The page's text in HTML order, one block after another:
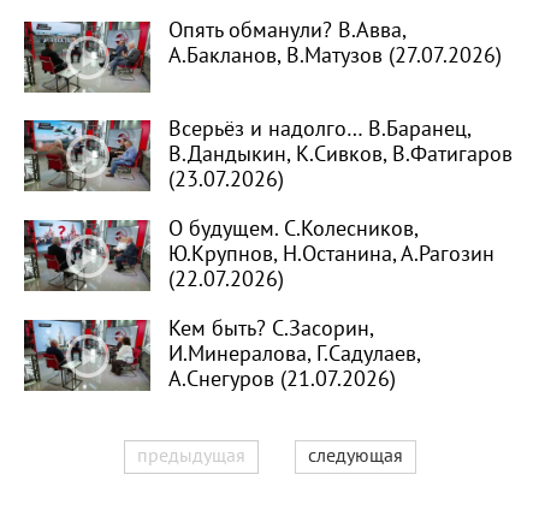
Опять обманули? В.Авва,
А.Бакланов, В.Матузов (27.07.2026)
Всерьёз и надолго… В.Баранец,
В.Дандыкин, К.Сивков, В.Фатигаров
(23.07.2026)
О будущем. С.Колесников,
Ю.Крупнов, Н.Останина, А.Рагозин
(22.07.2026)
Кем быть? С.Засорин,
И.Минералова, Г.Садулаев,
А.Снегуров (21.07.2026)
предыдущая следующая